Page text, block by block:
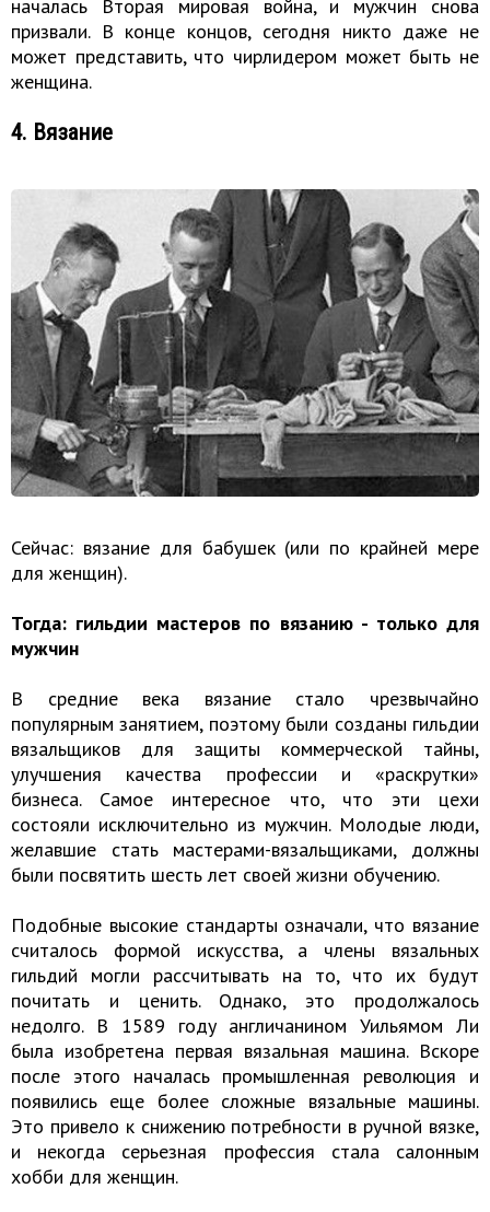
началась Вторая мировая война, и мужчин снова
призвали. В конце концов, сегодня никто даже не
может представить, что чирлидером может быть не
женщина.
4. Вязание
Сейчас: вязание для бабушек (или по крайней мере
для женщин).
Тогда: гильдии мастеров по вязанию - только для
мужчин
В средние века вязание стало чрезвычайно
популярным занятием, поэтому были созданы гильдии
вязальщиков для защиты коммерческой тайны,
улучшения качества профессии и «раскрутки»
бизнеса. Самое интересное что, что эти цехи
состояли исключительно из мужчин. Молодые люди,
желавшие стать мастерами-вязальщиками, должны
были посвятить шесть лет своей жизни обучению.
Подобные высокие стандарты означали, что вязание
считалось формой искусства, а члены вязальных
гильдий могли рассчитывать на то, что их будут
почитать и ценить. Однако, это продолжалось
недолго. В 1589 году англичанином Уильямом Ли
была изобретена первая вязальная машина. Вскоре
после этого началась промышленная революция и
появились еще более сложные вязальные машины.
Это привело к снижению потребности в ручной вязке,
и некогда серьезная профессия стала салонным
хобби для женщин.